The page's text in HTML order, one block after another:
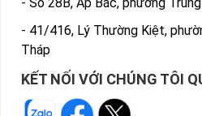
- 41/416, Lý Thường Kiệt,
Tháp
KẾT NỐI VỚI CHÚNG TÔI